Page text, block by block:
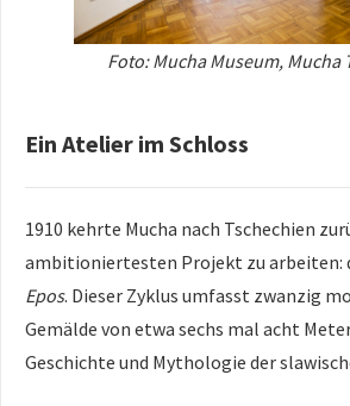
Foto: Mucha Museum, Mucha
Ein Atelier im Schloss
1910 kehrte Mucha nach Tschechien
ambitioniertesten Projekt zu arbeiten:
Epos. Dieser Zyklus umfasst zwanzig
Gemälde von etwa sechs mal acht
Geschichte und Mythologie der